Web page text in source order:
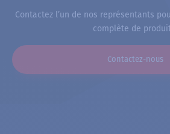
Contactez l’un de nos représentants
complète de
Contactez-nous